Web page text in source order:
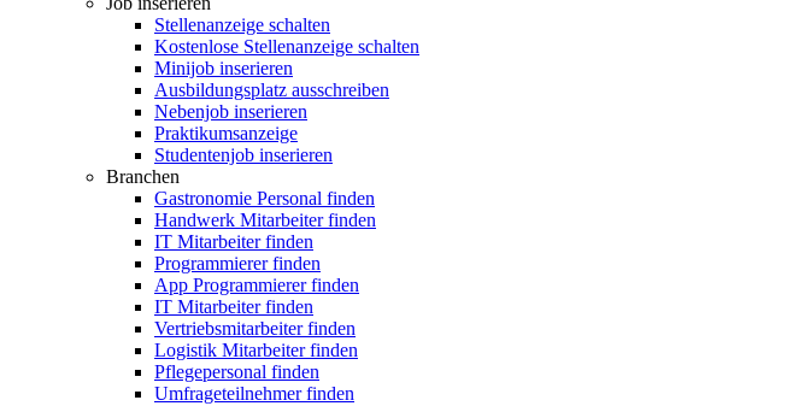
Stellenanzeige schalten
Kostenlose Stellenanzeige schalten
Minijob inserieren
Ausbildungsplatz ausschreiben
Nebenjob inserieren
Praktikumsanzeige
Studentenjob inserieren
Branchen
Gastronomie Personal finden
Handwerk Mitarbeiter finden
IT Mitarbeiter finden
Programmierer finden
App Programmierer finden
IT Mitarbeiter finden
Vertriebsmitarbeiter finden
Logistik Mitarbeiter finden
Pflegepersonal finden
Umfrageteilnehmer finden